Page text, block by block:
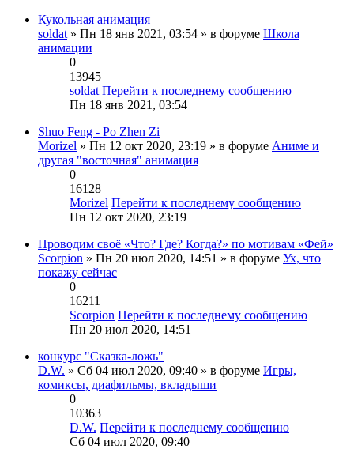
Кукольная анимация
soldat » Пн 18 янв 2021, 03:54 » в форуме Школа
анимации
0
13945
soldat Перейти к последнему сообщению
Пн 18 янв 2021, 03:54
Shuo Feng - Po Zhen Zi
Morizel » Пн 12 окт 2020, 23:19 » в форуме Аниме и
другая "восточная" анимация
0
16128
Morizel Перейти к последнему сообщению
Пн 12 окт 2020, 23:19
Проводим своё «Что? Где? Когда?» по мотивам «Фей»
Scorpion » Пн 20 июл 2020, 14:51 » в форуме Ух, что
покажу сейчас
0
16211
Scorpion Перейти к последнему сообщению
Пн 20 июл 2020, 14:51
конкурс "Сказка-ложь"
D.W. » Сб 04 июл 2020, 09:40 » в форуме Игры,
комиксы, диафильмы, вкладыши
0
10363
D.W. Перейти к последнему сообщению
Сб 04 июл 2020, 09:40